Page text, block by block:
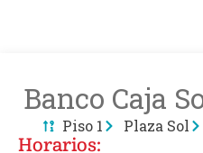
Banco Caja
Piso 1 Plaza Sol
Horarios: